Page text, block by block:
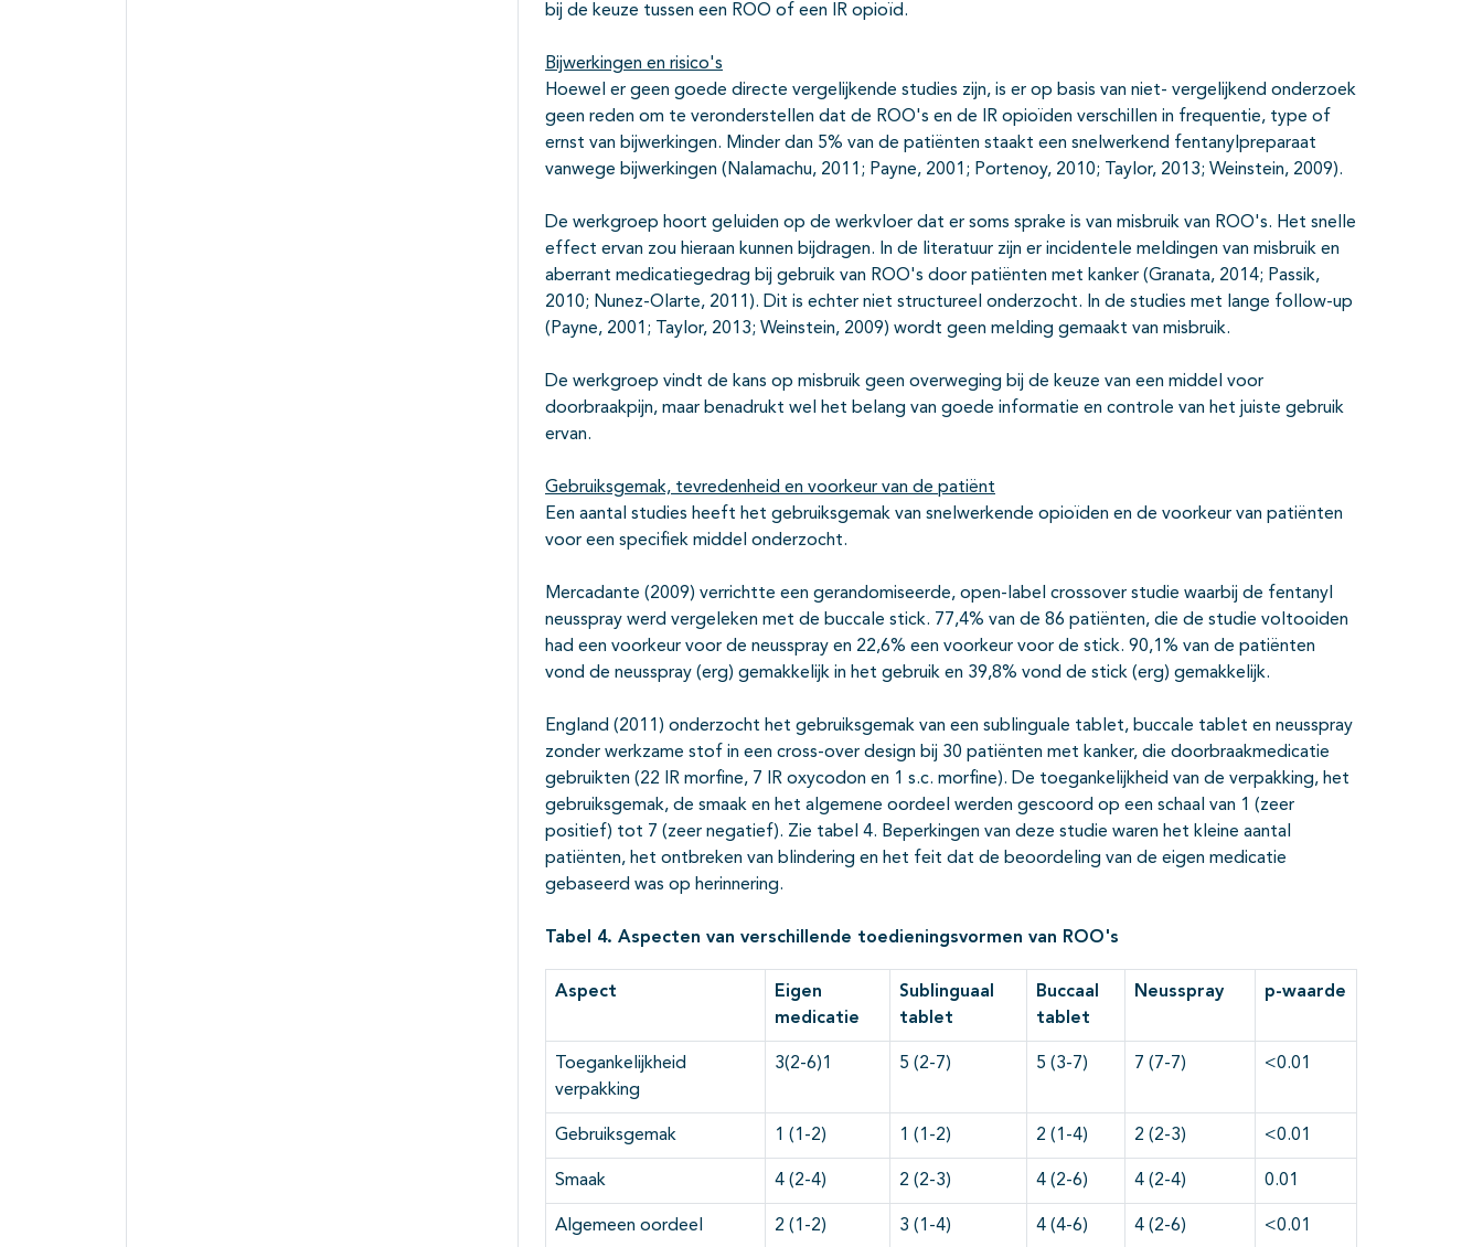
bij de keuze tussen een ROO of een IR opioïd.
Bijwerkingen en risico's
Hoewel er geen goede directe vergelijkende studies zijn, is er op basis van niet- vergelijkend onderzoek
geen reden om te veronderstellen dat de ROO's en de IR opioïden verschillen in frequentie, type of
ernst van bijwerkingen. Minder dan 5% van de patiënten staakt een snelwerkend fentanylpreparaat
vanwege bijwerkingen (Nalamachu, 2011; Payne, 2001; Portenoy, 2010; Taylor, 2013; Weinstein, 2009).
De werkgroep hoort geluiden op de werkvloer dat er soms sprake is van misbruik van ROO's. Het snelle
effect ervan zou hieraan kunnen bijdragen. In de literatuur zijn er incidentele meldingen van misbruik en
aberrant medicatiegedrag bij gebruik van ROO's door patiënten met kanker (Granata, 2014; Passik,
2010; Nunez-Olarte, 2011). Dit is echter niet structureel onderzocht. In de studies met lange follow-up
(Payne, 2001; Taylor, 2013; Weinstein, 2009) wordt geen melding gemaakt van misbruik.
De werkgroep vindt de kans op misbruik geen overweging bij de keuze van een middel voor
doorbraakpijn, maar benadrukt wel het belang van goede informatie en controle van het juiste gebruik
ervan.
Gebruiksgemak, tevredenheid en voorkeur van de patiënt
Een aantal studies heeft het gebruiksgemak van snelwerkende opioïden en de voorkeur van patiënten
voor een specifiek middel onderzocht.
Mercadante (2009) verrichtte een gerandomiseerde, open-label crossover studie waarbij de fentanyl
neusspray werd vergeleken met de buccale stick. 77,4% van de 86 patiënten, die de studie voltooiden
had een voorkeur voor de neusspray en 22,6% een voorkeur voor de stick. 90,1% van de patiënten
vond de neusspray (erg) gemakkelijk in het gebruik en 39,8% vond de stick (erg) gemakkelijk.
England (2011) onderzocht het gebruiksgemak van een sublinguale tablet, buccale tablet en neusspray
zonder werkzame stof in een cross-over design bij 30 patiënten met kanker, die doorbraakmedicatie
gebruikten (22 IR morfine, 7 IR oxycodon en 1 s.c. morfine). De toegankelijkheid van de verpakking, het
gebruiksgemak, de smaak en het algemene oordeel werden gescoord op een schaal van 1 (zeer
positief) tot 7 (zeer negatief). Zie tabel 4. Beperkingen van deze studie waren het kleine aantal
patiënten, het ontbreken van blindering en het feit dat de beoordeling van de eigen medicatie
gebaseerd was op herinnering.
Tabel 4. Aspecten van verschillende toedieningsvormen van ROO's
Aspect
Eigen
medicatie
Sublinguaal
tablet
Buccaal
tablet
Neusspray p-waarde
Toegankelijkheid
verpakking
3(2-6)1 5 (2-7) 5 (3-7) 7 (7-7) <0.01
Gebruiksgemak 1 (1-2) 1 (1-2) 2 (1-4) 2 (2-3) <0.01
Smaak 4 (2-4) 2 (2-3) 4 (2-6) 4 (2-4) 0.01
Algemeen oordeel 2 (1-2) 3 (1-4) 4 (4-6) 4 (2-6) <0.01